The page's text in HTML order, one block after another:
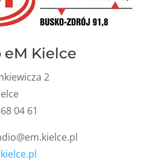
eM Kielce
2
04 61